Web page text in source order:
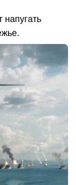
напугать